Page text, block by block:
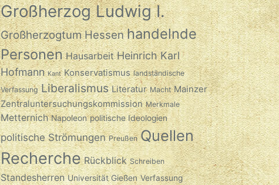
Großherzog Ludwig I.
Großherzogtum Hessen handelnde
Personen Hausarbeit Heinrich Karl
Hofmann Kant Konservatismus landständische
Verfassung Liberalismus Literatur Macht Mainzer
Zentraluntersuchungskommission Merkmale
Metternich Napoleon politische Ideologien
politische Strömungen Preußen Quellen
Recherche Rückblick Schreiben
Standesherren Universität Gießen Verfassung